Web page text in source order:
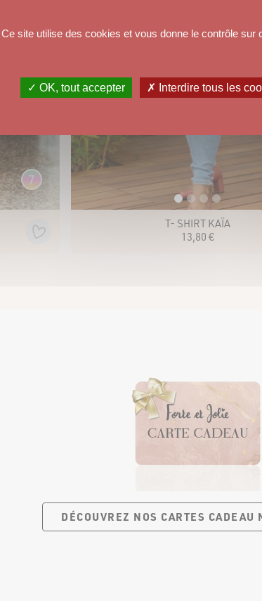
7
T- SHIRT KAÏA
13,80 €
DÉCOUVREZ NOS CARTES CADEAU
Ce site utilise des cookies et vous donne le contrôle sur
✓ OK, tout accepter ✗ Interdire tous les